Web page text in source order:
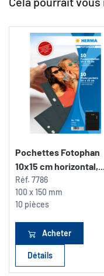
Pochettes Fotophan
10x15 cm horizontal,...
Réf. 7786
100 x 150 mm
10 pièces
Acheter
Détails